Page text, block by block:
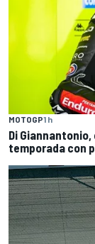
MOTOGP1 h
Di
temporada con